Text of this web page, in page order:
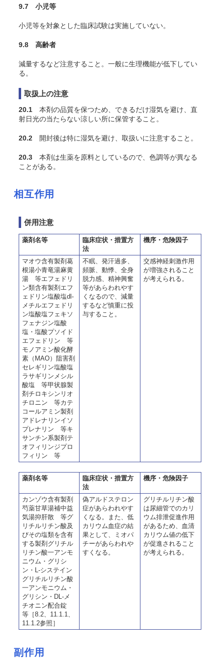
9.7 小児等
小児等を対象とした臨床試験は実施していない。
9.8 高齢者
減量するなど注意すること。一般に生理機能が低下してい
る。
取扱上の注意
20.1 本剤の品質を保つため、できるだけ湿気を避け、直
射日光の当たらない涼しい所に保管すること。
20.2 開封後は特に湿気を避け、取扱いに注意すること。
20.3 本剤は生薬を原料としているので、色調等が異なる
ことがある。
相互作用
併用注意
薬剤名等
臨床症状・措置方
法
機序・危険因子
マオウ含有製剤葛
根湯小青竜湯麻黄
湯 等エフェドリ
ン類含有製剤エフ
ェドリン塩酸塩dl-
メチルエフェドリ
ン塩酸塩フェキソ
フェナジン塩酸
塩・塩酸プソイド
エフェドリン 等
モノアミン酸化酵
素（MAO）阻害剤
セレギリン塩酸塩
ラサギリンメシル
酸塩 等甲状腺製
剤チロキシンリオ
チロニン 等カテ
コールアミン製剤
アドレナリンイソ
プレナリン 等キ
サンチン系製剤テ
オフィリンジプロ
フィリン 等
不眠、発汗過多、
頻脈、動悸、全身
脱力感、精神興奮
等があらわれやす
くなるので、減量
するなど慎重に投
与すること。
交感神経刺激作用
が増強されること
が考えられる。
薬剤名等
臨床症状・措置方
法
機序・危険因子
カンゾウ含有製剤
芍薬甘草湯補中益
気湯抑肝散 等グ
リチルリチン酸及
びその塩類を含有
する製剤グリチル
リチン酸一アンモ
ニウム・グリシ
ン・L-システイン
グリチルリチン酸
一アンモニウム・
グリシン・DL-メ
チオニン配合錠
等［8.2、11.1.1、
11.1.2参照］
偽アルドステロン
症があらわれやす
くなる。また、低
カリウム血症の結
果として、ミオパ
チーがあらわれや
すくなる。
グリチルリチン酸
は尿細管でのカリ
ウム排泄促進作用
があるため、血清
カリウム値の低下
が促進されること
が考えられる。
副作用